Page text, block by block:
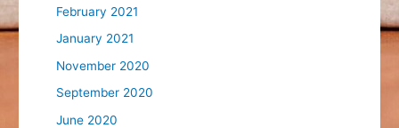
February 2021
January 2021
November 2020
September 2020
June 2020